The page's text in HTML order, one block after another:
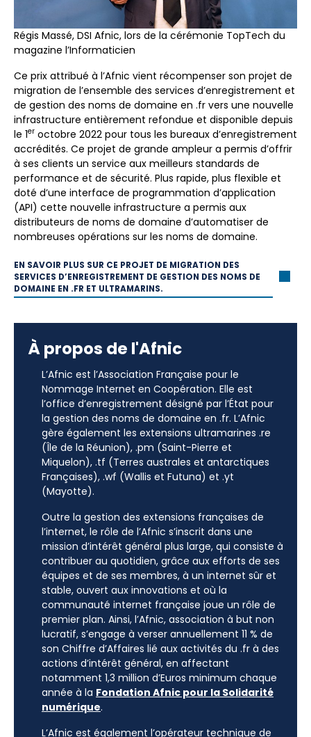
Régis Massé, DSI Afnic, lors de la cérémonie TopTech du
magazine l’Informaticien
Ce prix attribué à l’Afnic vient récompenser son projet de
migration de l’ensemble des services d’enregistrement et
de gestion des noms de domaine en .fr vers une nouvelle
infrastructure entièrement refondue et disponible depuis
le 1er octobre 2022 pour tous les bureaux d’enregistrement
accrédités. Ce projet de grande ampleur a permis d’offrir
à ses clients un service aux meilleurs standards de
performance et de sécurité. Plus rapide, plus flexible et
doté d’une interface de programmation d’application
(API) cette nouvelle infrastructure a permis aux
distributeurs de noms de domaine d’automatiser de
nombreuses opérations sur les noms de domaine.
EN SAVOIR PLUS SUR CE PROJET DE MIGRATION DES
SERVICES D’ENREGISTREMENT DE GESTION DES NOMS DE
DOMAINE EN .FR ET ULTRAMARINS.
À propos de l'Afnic
L’Afnic est l’Association Française pour le
Nommage Internet en Coopération. Elle est
l’office d’enregistrement désigné par l’État pour
la gestion des noms de domaine en .fr. L’Afnic
gère également les extensions ultramarines .re
(Île de la Réunion), .pm (Saint-Pierre et
Miquelon), .tf (Terres australes et antarctiques
Françaises), .wf (Wallis et Futuna) et .yt
(Mayotte).
Outre la gestion des extensions françaises de
l’internet, le rôle de l’Afnic s’inscrit dans une
mission d’intérêt général plus large, qui consiste à
contribuer au quotidien, grâce aux efforts de ses
équipes et de ses membres, à un internet sûr et
stable, ouvert aux innovations et où la
communauté internet française joue un rôle de
premier plan. Ainsi, l’Afnic, association à but non
lucratif, s’engage à verser annuellement 11 % de
son Chiffre d’Affaires lié aux activités du .fr à des
actions d’intérêt général, en affectant
notamment 1,3 million d’Euros minimum chaque
année à la Fondation Afnic pour la Solidarité
numérique.
L’Afnic est également l’opérateur technique de